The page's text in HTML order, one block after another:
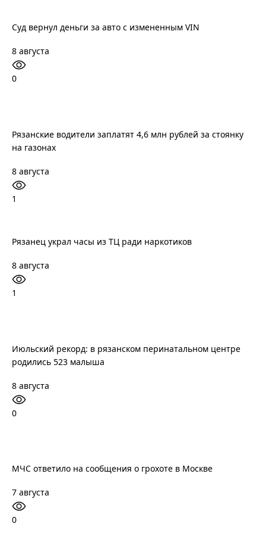
Суд вернул деньги за авто с измененным VIN
8 августа
0
Рязанские водители заплатят 4,6 млн рублей за стоянку
на газонах
8 августа
1
Рязанец украл часы из ТЦ ради наркотиков
8 августа
1
Июльский рекорд: в рязанском перинатальном центре
родились 523 малыша
8 августа
0
МЧС ответило на сообщения о грохоте в Москве
7 августа
0